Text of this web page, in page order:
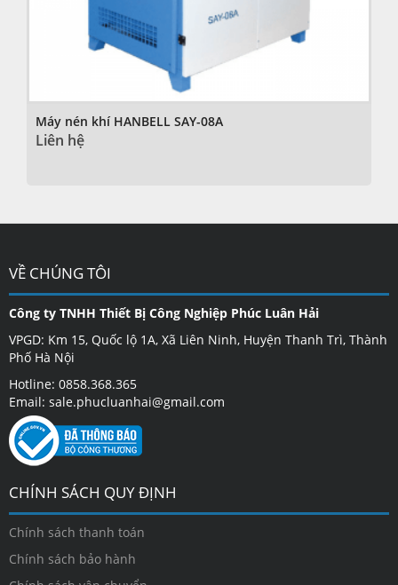
Máy nén khí HANBELL SAY-08A
Liên hệ
VỀ CHÚNG TÔI
Công ty TNHH Thiết Bị Công Nghiệp Phúc Luân Hải
VPGD: Km 15, Quốc lộ 1A, Xã Liên Ninh, Huyện Thanh Trì, Thành
Phố Hà Nội
Hotline: 0858.368.365
Email: sale.phucluanhai@gmail.com
CHÍNH SÁCH QUY ĐỊNH
Chính sách thanh toán
Chính sách bảo hành